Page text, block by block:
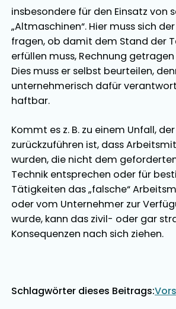
insbesondere für den Einsatz von
„Altmaschinen“. Hier muss sich
fragen, ob damit dem Stand der
erfüllen muss, Rechnung
Dies muss er selbst beurteilen,
unternehmerisch dafür
haftbar.
Kommt es z. B. zu einem Unfall,
zurückzuführen ist, dass
wurden, die nicht dem
Technik entsprechen oder für
Tätigkeiten das „falsche“
oder vom Unternehmer zur
wurde, kann das zivil- oder gar
Konsequenzen nach sich ziehen.
Schlagwörter dieses Beitrags: